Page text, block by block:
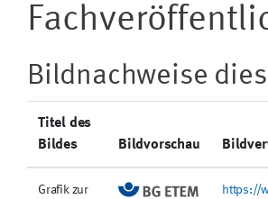
Bildnachweise
Titel des
Bildes
Bildvorschau
Grafik zur
https://